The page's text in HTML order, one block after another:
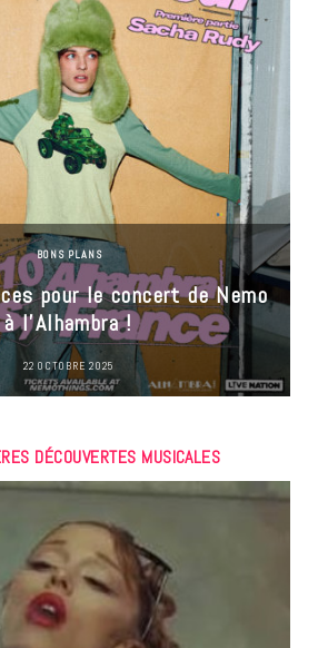
BONS PLANS
pour le concert de Nemo
à l’Alhambra !
22 OCTOBRE 2025
DÉCOUVERTES MUSICALES